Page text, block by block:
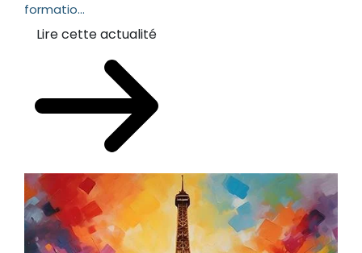
formatio...
Lire cette actualité